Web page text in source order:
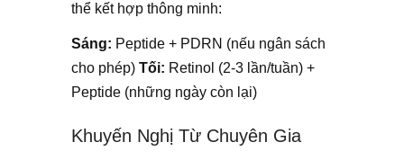
thể kết hợp thông minh:
Sáng: Peptide + PDRN (nếu ngân sách
cho phép) Tối: Retinol (2-3 lần/tuần) +
Peptide (những ngày còn lại)
Khuyến Nghị Từ Chuyên Gia